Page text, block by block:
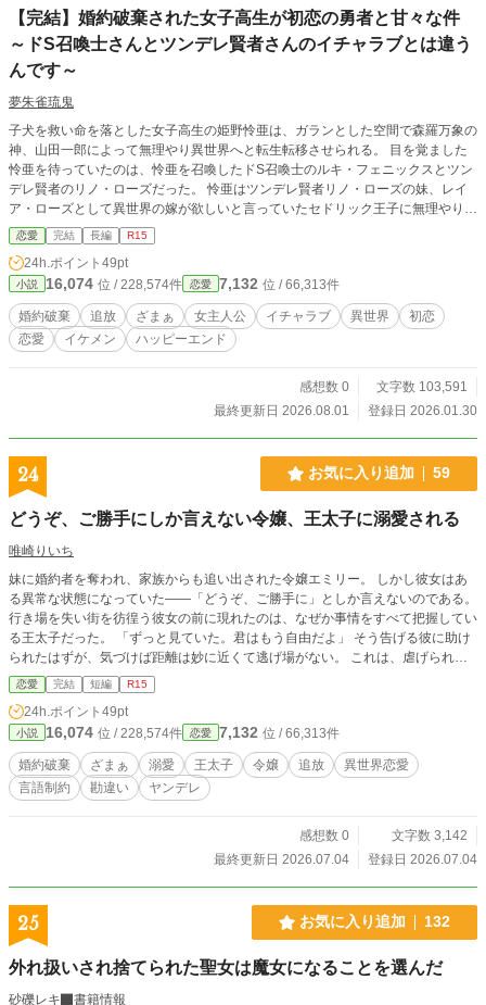
【完結】婚約破棄された女子高生が初恋の勇者と甘々な件
～ドS召喚士さんとツンデレ賢者さんのイチャラブとは違う
んです～
夢朱雀琉鬼
子犬を救い命を落とした女子高生の姫野怜亜は、ガランとした空間で森羅万象の
神、山田一郎によって無理やり異世界へと転生転移させられる。 目を覚ました
怜亜を待っていたのは、怜亜を召喚したドS召喚士のルキ・フェニックスとツン
デレ賢者のリノ・ローズだった。 怜亜はツンデレ賢者リノ・ローズの妹、レイ
ア・ローズとして異世界の嫁が欲しいと言っていたセドリック王子に無理やり婚
約契約書にサインさせられるが、ある日突然隣国で大国の王女イザベルと結婚す
ると言い出したセドリック王子に婚約破棄と同時に国外追放をも言い渡されてし
まう。 辺境に追放され途方にくれたレイアが自分を召喚したドS召喚士ルキ・フ
ェニックスに『責任を取って』と泣きつくと、ルキ・フェニックスは自分の冒険
者パーティーで見習いになれと言う。果たして見習いとなったレイアが掴み取る
真実の運命とは⋯⋯。
恋愛 完結 長編 R15
24h.ポイント 49pt
小説 16,074 位 / 228,574件 恋愛 7,132 位 / 66,313件
婚約破棄 追放 ざまぁ 女主人公 イチャラブ 異世界
初恋
恋愛
イケメン ハッピーエンド
感想数 0
文字数 103,591
最終更新日 2026.08.01
登録日 2026.01.30
24 お気に入り追加 59
どうぞ、ご勝手にしか言えない令嬢、王太子に溺愛される
唯崎りいち
妹に婚約者を奪われ、家族からも追い出された令嬢エミリー。 しかし彼女はあ
る異常な状態になっていた――「どうぞ、ご勝手に」としか言えないのである。
行き場を失い街を彷徨う彼女の前に現れたのは、なぜか事情をすべて把握してい
る王太子だった。 「ずっと見ていた。君はもう自由だよ」 そう告げる彼に助け
られたはずが、気づけば距離は妙に近くて逃げ場がない。 これは、虐げられた
令嬢が“言葉の制約”を抱えたまま、最上位の溺愛に巻き込まれていく物語。
恋愛 完結 短編 R15
24h.ポイント 49pt
小説 16,074 位 / 228,574件 恋愛 7,132 位 / 66,313件
婚約破棄 ざまぁ 溺愛 王太子 令嬢 追放
異世界恋愛
言語制約
勘違い ヤンデレ
感想数 0
文字数 3,142
最終更新日 2026.07.04
登録日 2026.07.04
25 お気に入り追加 132
外れ扱いされ捨てられた聖女は魔女になることを選んだ
砂礫レキ
書籍情報